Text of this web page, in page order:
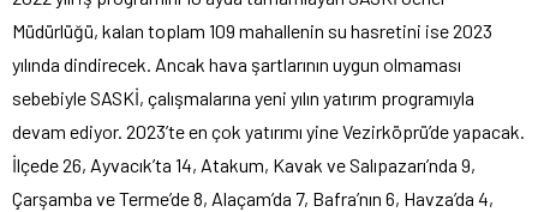
Müdürlüğü, kalan toplam 109 mahallenin su hasretini ise 2023
yılında dindirecek. Ancak hava şartlarının uygun olmaması
sebebiyle SASKİ, çalışmalarına yeni yılın yatırım programıyla
devam ediyor. 2023’te en çok yatırımı yine Vezirköprü’de yapacak.
İlçede 26, Ayvacık’ta 14, Atakum, Kavak ve Salıpazarı’nda 9,
Çarşamba ve Terme’de 8, Alaçam’da 7, Bafra’nın 6, Havza’da 4,